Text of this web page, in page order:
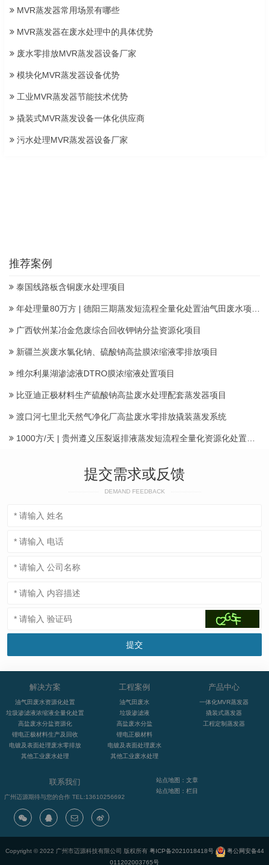
MVR蒸发器常用场景有哪些
MVR蒸发器在废水处理中的具体优势
废水零排放MVR蒸发器设备厂家
模块化MVR蒸发器设备优势
工业MVR蒸发器节能技术优势
撬装式MVR蒸发设备一体化供应商
污水处理MVR蒸发器设备厂家
推荐案例
泰国线路板含铜废水处理项目
年处理量80万方 | 德阳三期蒸发短流程全量化处置油气田废水项目顺利投产
广西钦州某冶金危废综合回收钾钠分盐资源化项目
新疆兰炭废水氯化钠、硫酸钠高盐膜浓缩液零排放项目
维尔利巢湖渗滤液DTRO膜浓缩液处置项目
比亚迪正极材料生产硫酸钠高盐废水处理配套蒸发器项目
渡口河七里北天然气净化厂高盐废水零排放撬装蒸发系统
1000方/天 | 贵州遵义压裂返排液蒸发短流程全量化资源化处置项目建成投运产水
提交需求或反馈
DEMAND FEEDBACK
解决方案
油气田废水资源化处置
垃圾渗滤液浓缩液全量化处置
高盐废水分盐资源化
锂电正极材料生产及回收
电镀及表面处理废水零排放
其他工业废水处理
工程案例
油气田废水
垃圾渗滤液
高盐废水分盐
锂电正极材料
电镀及表面处理废水
其他工业废水处理
产品中心
一体化MVR蒸发器
撬装式蒸发器
工程定制蒸发器
联系我们
广州迈源期待与您的合作 TEL:13610256692
站点地图：文章
站点地图：栏目
Copyright © 2022 广州市迈源科技有限公司 版权所有 粤ICP备2021018418号
粤公网安备44
011202003765号